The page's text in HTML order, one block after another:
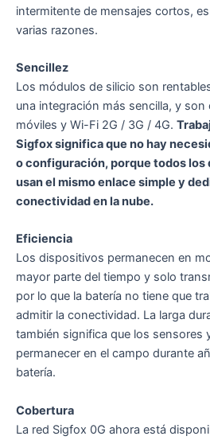
intermitente de mensajes cortos,
varias razones.
Sencillez
Los módulos de silicio son
una integración más sencilla, y
móviles y Wi-Fi 2G / 3G / 4G.
Sigfox significa que no hay
o configuración, porque todos
usan el mismo enlace simple y
conectividad en la nube.
Eficiencia
Los dispositivos permanecen en
mayor parte del tiempo y solo
por lo que la batería no tiene que
admitir la conectividad. La larga
también significa que los sensores
permanecer en el campo durante
batería.
Cobertura
La red Sigfox 0G ahora está